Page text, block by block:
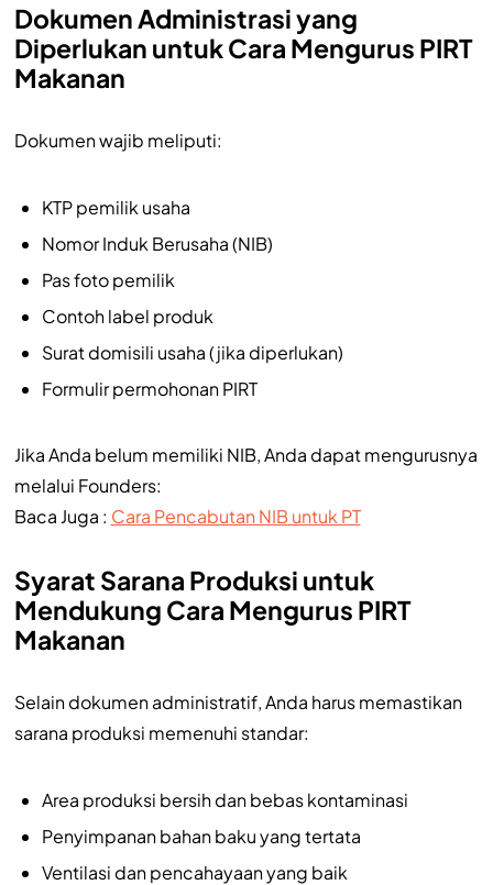
Dokumen Administrasi yang
Diperlukan untuk Cara Mengurus PIRT
Makanan
Dokumen wajib meliputi:
KTP pemilik usaha
Nomor Induk Berusaha (NIB)
Pas foto pemilik
Contoh label produk
Surat domisili usaha (jika diperlukan)
Formulir permohonan PIRT
Jika Anda belum memiliki NIB, Anda dapat mengurusnya
melalui Founders:
Baca Juga : Cara Pencabutan NIB untuk PT
Syarat Sarana Produksi untuk
Mendukung Cara Mengurus PIRT
Makanan
Selain dokumen administratif, Anda harus memastikan
sarana produksi memenuhi standar:
Area produksi bersih dan bebas kontaminasi
Penyimpanan bahan baku yang tertata
Ventilasi dan pencahayaan yang baik